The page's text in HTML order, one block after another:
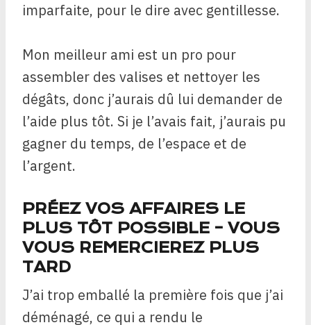
imparfaite, pour le dire avec gentillesse.
Mon meilleur ami est un pro pour
assembler des valises et nettoyer les
dégâts, donc j’aurais dû lui demander de
l’aide plus tôt. Si je l’avais fait, j’aurais pu
gagner du temps, de l’espace et de
l’argent.
PRÉEZ VOS AFFAIRES LE
PLUS TÔT POSSIBLE – VOUS
VOUS REMERCIEREZ PLUS
TARD
J’ai trop emballé la première fois que j’ai
déménagé, ce qui a rendu le